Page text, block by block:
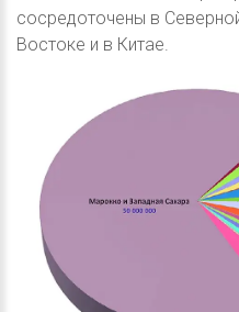
сосредоточены в
Востоке и в Китае.